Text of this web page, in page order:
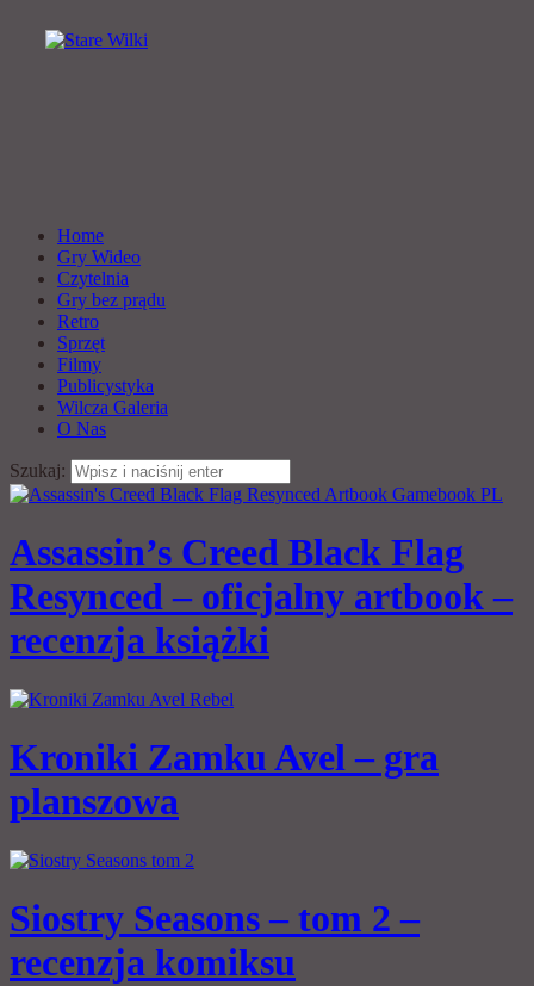
Home
Gry Wideo
Czytelnia
Gry bez prądu
Retro
Sprzęt
Filmy
Publicystyka
Wilcza Galeria
O Nas
Szukaj:
Assassin’s Creed Black Flag
Resynced – oficjalny artbook –
recenzja książki
Kroniki Zamku Avel – gra
planszowa
Siostry Seasons – tom 2 –
recenzja komiksu